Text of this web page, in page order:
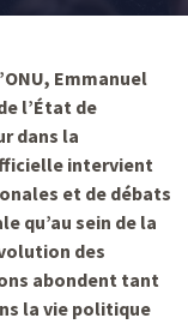
Emmanuel
l’État de
dans la
intervient
et de débats
qu’au sein de la
des
abondent tant
la vie politique